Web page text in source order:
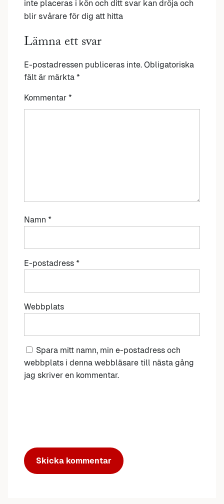
inte placeras i kön och ditt svar kan dröja och
blir svårare för dig att hitta
Lämna ett svar
E-postadressen publiceras inte. Obligatoriska
fält är märkta *
Kommentar *
Namn *
E-postadress *
Webbplats
Spara mitt namn, min e-postadress och
webbplats i denna webbläsare till nästa gång
jag skriver en kommentar.